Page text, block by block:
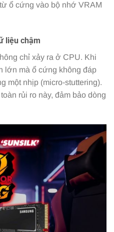
ổ cứng vào bộ nhớ VRAM
liệu chậm
chỉ xảy ra ở CPU. Khi
lớn mà ổ cứng không đáp
một nhịp (micro-stuttering).
rủi ro này, đảm bảo dòng